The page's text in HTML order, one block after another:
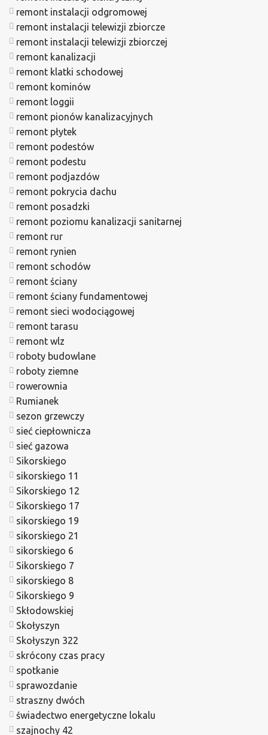
remont instalacji odgromowej
remont instalacji telewizji zbiorcze
remont instalacji telewizji zbiorczej
remont kanalizacji
remont klatki schodowej
remont kominów
remont loggii
remont pionów kanalizacyjnych
remont płytek
remont podestów
remont podestu
remont podjazdów
remont pokrycia dachu
remont posadzki
remont poziomu kanalizacji sanitarnej
remont rur
remont rynien
remont schodów
remont ściany
remont ściany fundamentowej
remont sieci wodociągowej
remont tarasu
remont wlz
roboty budowlane
roboty ziemne
rowerownia
Rumianek
sezon grzewczy
sieć ciepłownicza
sieć gazowa
Sikorskiego
sikorskiego 11
Sikorskiego 12
Sikorskiego 17
sikorskiego 19
sikorskiego 21
sikorskiego 6
Sikorskiego 7
sikorskiego 8
Sikorskiego 9
Skłodowskiej
Skołyszyn
Skołyszyn 322
skrócony czas pracy
spotkanie
sprawozdanie
straszny dwóch
świadectwo energetyczne lokalu
szajnochy 42